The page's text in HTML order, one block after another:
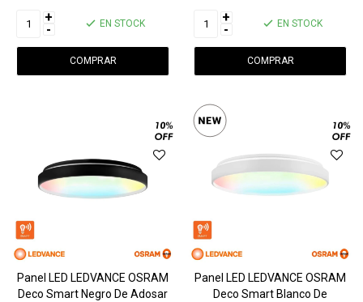
+
- EN STOCK +
- EN STOCK
Panel LED LEDVANCE OSRAM
Deco Smart Negro De Adosar
Panel LED LEDVANCE OSRAM
Deco Smart Blanco De